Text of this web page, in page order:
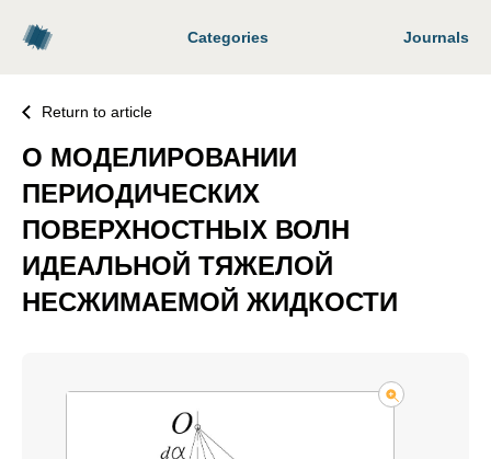
Categories Journals
Return to article
О МОДЕЛИРОВАНИИ
ПЕРИОДИЧЕСКИХ
ПОВЕРХНОСТНЫХ ВОЛН
ИДЕАЛЬНОЙ ТЯЖЕЛОЙ
НЕСЖИМАЕМОЙ ЖИДКОСТИ